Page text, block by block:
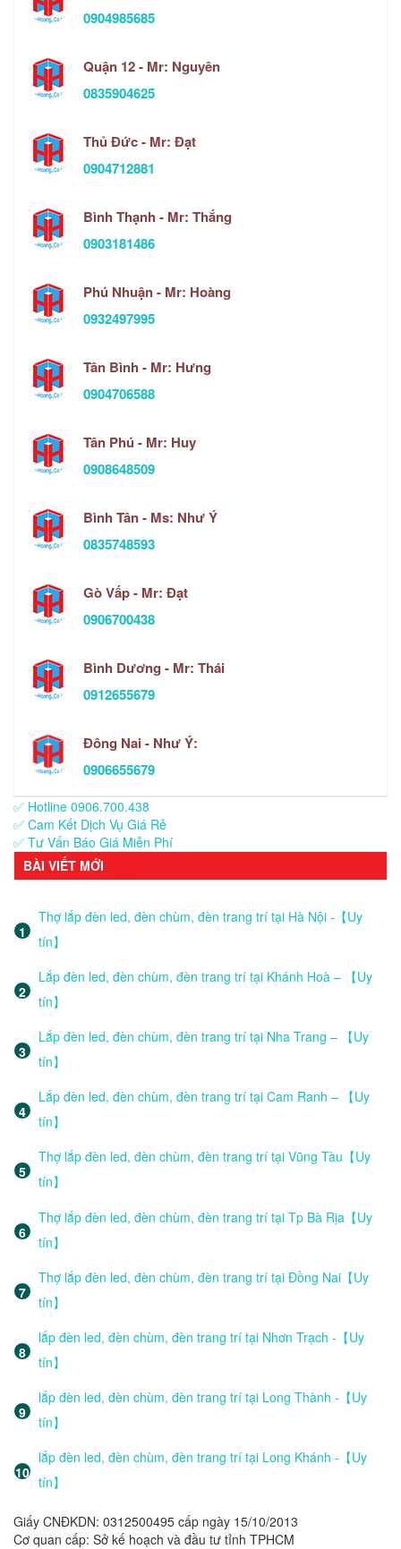
0904985685
Quận 12 - Mr: Nguyên
0835904625
Thủ Đức - Mr: Đạt
0904712881
Bình Thạnh - Mr: Thắng
0903181486
Phú Nhuận - Mr: Hoàng
0932497995
Tân Bình - Mr: Hưng
0904706588
Tân Phú - Mr: Huy
0908648509
Bình Tân - Ms: Như Ý
0835748593
Gò Vấp - Mr: Đạt
0906700438
Bình Dương - Mr: Thái
0912655679
Đông Nai - Như Ý:
0906655679
✅ Hotline 0906.700.438
✅ Cam Kết Dịch Vụ Giá Rẻ
✅ Tư Vấn Báo Giá Miễn Phí
BÀI VIẾT MỚI
Thợ lắp đèn led, đèn chùm, đèn trang trí tại Hà Nội -【Uy
tín】
Lắp đèn led, đèn chùm, đèn trang trí tại Khánh Hoà – 【Uy
tín】
Lắp đèn led, đèn chùm, đèn trang trí tại Nha Trang – 【Uy
tín】
Lắp đèn led, đèn chùm, đèn trang trí tại Cam Ranh – 【Uy
tín】
Thợ lắp đèn led, đèn chùm, đèn trang trí tại Vũng Tàu【Uy
tín】
Thợ lắp đèn led, đèn chùm, đèn trang trí tại Tp Bà Rịa【Uy
tín】
Thợ lắp đèn led, đèn chùm, đèn trang trí tại Đồng Nai【Uy
tín】
lắp đèn led, đèn chùm, đèn trang trí tại Nhơn Trạch -【Uy
tín】
lắp đèn led, đèn chùm, đèn trang trí tại Long Thành -【Uy
tín】
lắp đèn led, đèn chùm, đèn trang trí tại Long Khánh -【Uy
tín】
Giấy CNĐKDN: 0312500495 cấp ngày 15/10/2013
Cơ quan cấp: Sở kế hoạch và đầu tư tỉnh TPHCM